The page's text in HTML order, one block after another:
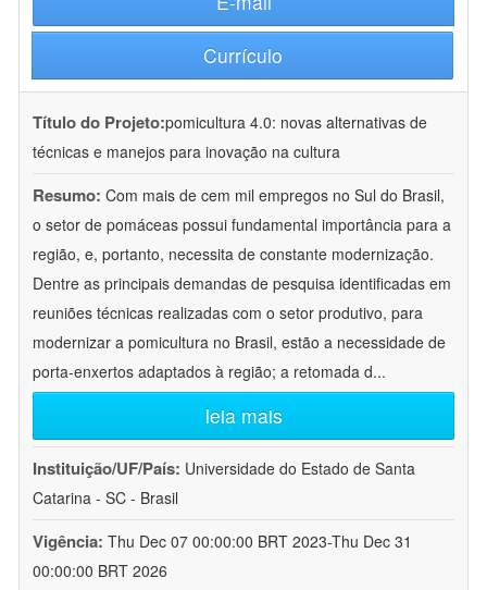
Currículo
Título do Projeto:pomicultura 4.0: novas alternativas de
técnicas e manejos para inovação na cultura
Resumo: Com mais de cem mil empregos no Sul do Brasil,
o setor de pomáceas possui fundamental importância para a
região, e, portanto, necessita de constante modernização.
Dentre as principais demandas de pesquisa identificadas em
reuniões técnicas realizadas com o setor produtivo, para
modernizar a pomicultura no Brasil, estão a necessidade de
porta-enxertos adaptados à região; a retomada d...
leia mais
Instituição/UF/País: Universidade do Estado de Santa
Catarina - SC - Brasil
Vigência: Thu Dec 07 00:00:00 BRT 2023-Thu Dec 31
00:00:00 BRT 2026